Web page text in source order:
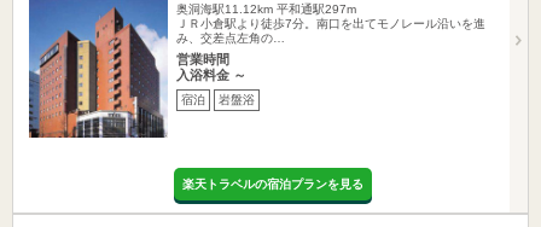
奥洞海駅11.12km 平和通駅297m
ＪＲ小倉駅より徒歩7分。南口を出てモノレール沿いを進
み、交差点左角の…
営業時間
入浴料金 ～
宿泊 岩盤浴
楽天トラベルの宿泊プランを見る